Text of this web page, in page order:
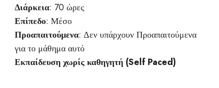
Διάρκεια: 70 ώρες
Επίπεδο: Μέσο
Προαπαιτούμενα: Δεν υπάρχουν Προαπαιτούμενα
για το μάθημα αυτό
Εκπαίδευση χωρίς καθηγητή (Self Paced)